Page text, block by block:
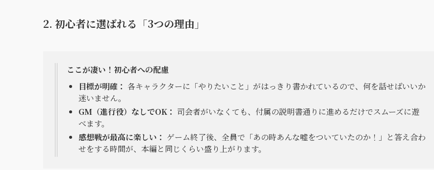
2. 初心者に選ばれる「3つの理由」
ここが凄い！初心者への配慮
目標が明確： 各キャラクターに「やりたいこと」がはっきり書かれているので、何を話せばいいか
迷いません。
GM（進行役）なしでOK： 司会者がいなくても、付属の説明書通りに進めるだけでスムーズに遊
べます。
感想戦が最高に楽しい： ゲーム終了後、全員で「あの時あんな嘘をついていたのか！」と答え合わ
せをする時間が、本編と同じくらい盛り上がります。